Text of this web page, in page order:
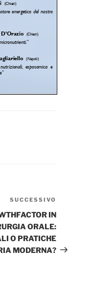
successivo
SUCCESSIVO
IN
ORALE:
O PRATICHE
MODERNA?